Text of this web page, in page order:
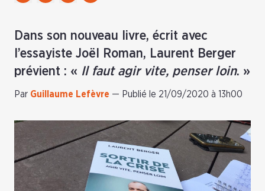
Dans son nouveau livre, écrit avec
l’essayiste Joël Roman, Laurent Berger
prévient : « Il faut agir vite, penser loin. »
Par Guillaume Lefèvre — Publié le 21/09/2020 à 13h00